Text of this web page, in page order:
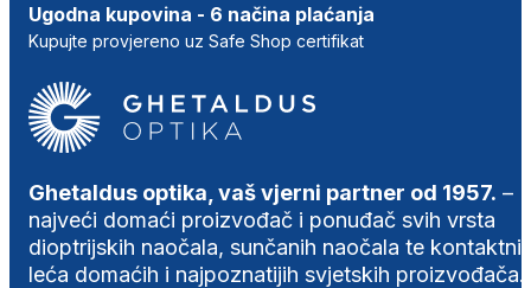
Ugodna kupovina - 6 načina plaćanja
Kupujte provjereno uz Safe Shop certifikat
Ghetaldus optika, vaš vjerni partner od 1957. –
najveći domaći proizvođač i ponuđač svih vrsta
dioptrijskih naočala, sunčanih naočala te
leća domaćih i najpoznatijih svjetskih proizvođača.